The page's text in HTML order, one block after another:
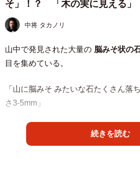
そ」！？ 「木の実に見える」
中将 タカノリ
山中で発見された大量の 脳みそ状の
目を集めている。
「山に脳みそ みたいな石たくさん落
さ3-5mm」
とその鉱物を紹介したのは趣味で化
をしている
続きを読む